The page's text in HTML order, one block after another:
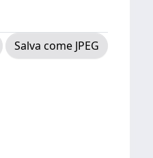
Salva come JPEG